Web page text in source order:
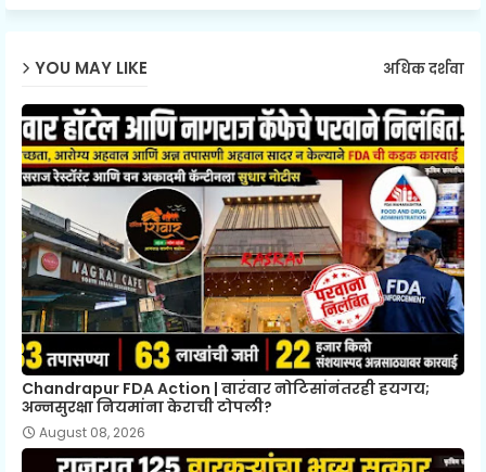
YOU MAY LIKE अधिक दर्शवा
Chandrapur FDA Action | वारंवार नोटिसांनंतरही हयगय;
अन्नसुरक्षा नियमांना केराची टोपली?
August 08, 2026